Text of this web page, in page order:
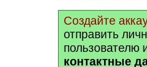
Создайте
отправить
пользователю
контактные